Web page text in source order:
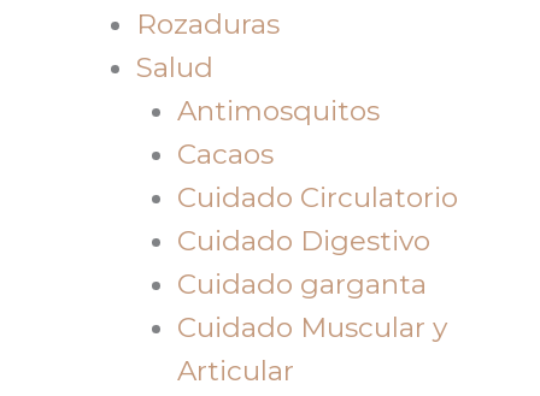
Rozaduras
Salud
Antimosquitos
Cacaos
Cuidado Circulatorio
Cuidado Digestivo
Cuidado garganta
Cuidado Muscular y
Articular